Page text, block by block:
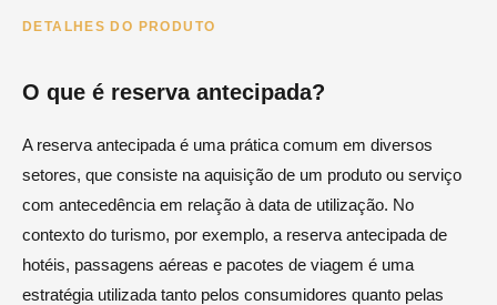
DETALHES DO PRODUTO
O que é reserva antecipada?
A reserva antecipada é uma prática comum em diversos
setores, que consiste na aquisição de um produto ou serviço
com antecedência em relação à data de utilização. No
contexto do turismo, por exemplo, a reserva antecipada de
hotéis, passagens aéreas e pacotes de viagem é uma
estratégia utilizada tanto pelos consumidores quanto pelas